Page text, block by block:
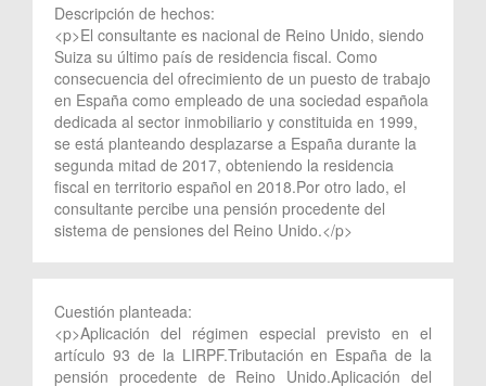
Descripción de hechos:
<p>El consultante es nacional de Reino Unido, siendo
Suiza su último país de residencia fiscal. Como
consecuencia del ofrecimiento de un puesto de trabajo
en España como empleado de una sociedad española
dedicada al sector inmobiliario y constituida en 1999,
se está planteando desplazarse a España durante la
segunda mitad de 2017, obteniendo la residencia
fiscal en territorio español en 2018.Por otro lado, el
consultante percibe una pensión procedente del
sistema de pensiones del Reino Unido.</p>
Cuestión planteada:
<p>Aplicación del régimen especial previsto en el
artículo 93 de la LIRPF.Tributación en España de la
pensión procedente de Reino Unido.Aplicación del